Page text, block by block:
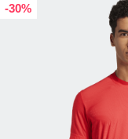
-30%